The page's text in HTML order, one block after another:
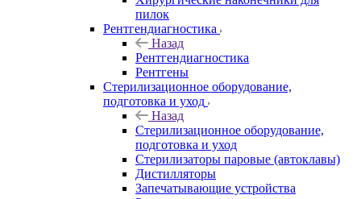
пилок
Рентгендиагностика
Назад
Рентгендиагностика
Рентгены
Стерилизационное оборудование,
подготовка и уход
Назад
Стерилизационное оборудование,
подготовка и уход
Стерилизаторы паровые (автоклавы)
Дистилляторы
Запечатывающие устройства